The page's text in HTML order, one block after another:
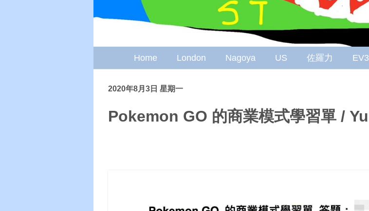
Home London Nagoya US 佐羅力 EV3
2020年8月3日 星期一
Pokemon GO 的商業模式學習單 / Yu